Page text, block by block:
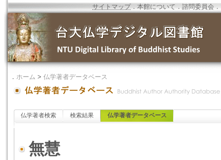
サイトマップ．本館について ．諮問委員会 ．
． ホーム > 仏学著者データベース
仏学著者検索 検索結果 仏学著者データベース
無慧